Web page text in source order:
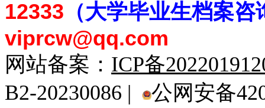
12333 （大学毕业生档案咨
viprcw@qq.com
网站备案： ICP备
B2-20230086 |
公网安备